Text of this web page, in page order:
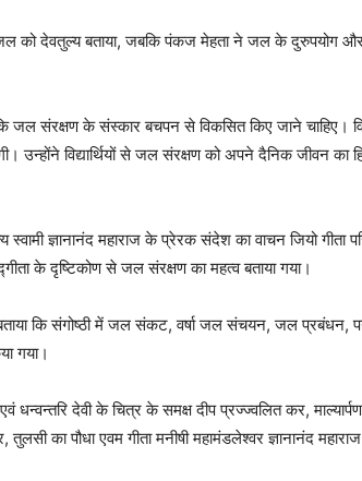
में जल को देवतुल्य बताया, जबकि पंकज मेहता ने जल के दुरुपयोग
जल संरक्षण के संस्कार बचपन से विकसित किए जाने चाहिए।
उन्होंने विद्यार्थियों से जल संरक्षण को अपने दैनिक जीवन का
ज्ञानानंद महाराज के प्रेरक संदेश का वाचन जियो गीता
के दृष्टिकोण से जल संरक्षण का महत्व बताया गया।
कि संगोष्ठी में जल संकट, वर्षा जल संचयन, जल प्रबंधन,
गया।
एवं धन्वन्तरि देवी के चित्र के समक्ष दीप प्रज्ज्वलित कर,
का पौधा एवम गीता मनीषी महामंडलेश्वर ज्ञानानंद महाराज